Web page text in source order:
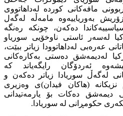
مافەكانی كوردە لەداهاتووی
بەوریاییەوە مامەڵە لەگەل
دەكەن، چونكە رەنگە
لەسەر ئاستی ناوخۆیی سوریاو
عەرەبی لەداهاتوودا زیاتر ببێت،
لەدیمەشق دەستی بەكارەكانی
ئەردۆگان رایگەیاند كە
لەگەڵ سوریادا زیاتر دەكەن و
(هاكان فیدان)ی وەزیری
دیمەشق دەكات بۆ یارمەتیدانی
حكومڕانی لە سوریادا.